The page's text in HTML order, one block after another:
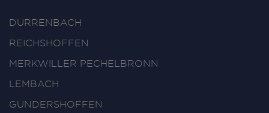
DURRENBACH
REICHSHOFFEN
MERKWILLER PECHELBRONN
LEMBACH
GUNDERSHOFFEN